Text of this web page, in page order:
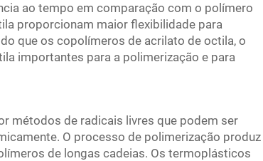
ao tempo em comparação com o polímero
proporcionam maior flexibilidade para
que os copolímeros de acrilato de octila, o
importantes para a polimerização e para
métodos de radicais livres que podem ser
O processo de polimerização produz
de longas cadeias. Os termoplásticos